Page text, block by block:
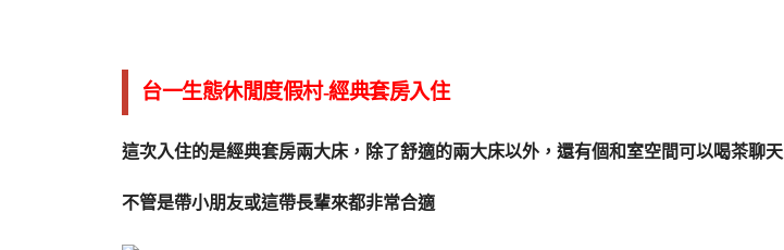
台一生態休閒度假村-經典套房入住
這次入住的是經典套房兩大床，除了舒適的兩大床以外，還有個和室空間可以喝茶聊天
不管是帶小朋友或這帶長輩來都非常合適